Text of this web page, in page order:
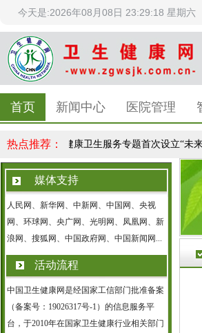
今天是:2026年08月08日 23:29:18 星期六
首页 新闻中心 医院管理
热点推荐：
| 服贸会健康卫生服务专题首次设立“未来医
媒体支持
人民网、新华网、中新网、中国网、央视
网、环球网、央广网、光明网、凤凰网、新
浪网、搜狐网、中国政府网、中国新闻网...
活动流程
中国卫生健康网是经国家工信部门批准备案
（备案号：19026317号-1）的信息服务平
台，于2010年在国家卫生健康行业相关部门